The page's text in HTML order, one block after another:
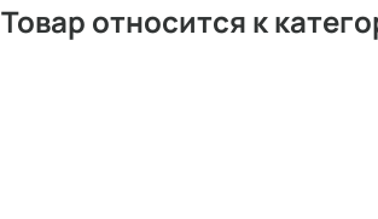
Товар относится к